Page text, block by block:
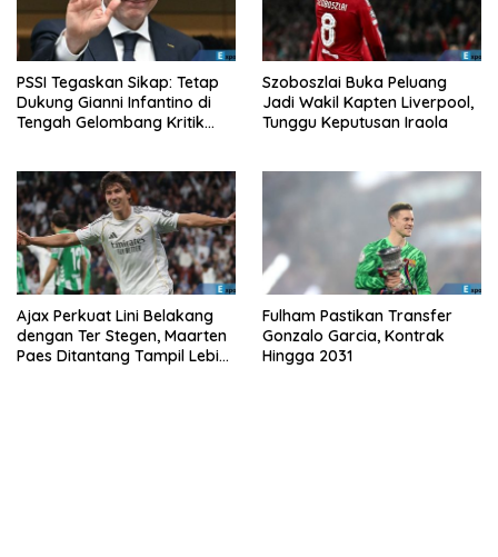
PSSI Tegaskan Sikap: Tetap
Dukung Gianni Infantino di
Tengah Gelombang Kritik
Szoboszlai Buka Peluang
Jadi Wakil Kapten Liverpool,
Tunggu Keputusan Iraola
Ajax Perkuat Lini Belakang
dengan Ter Stegen, Maarten
Paes Ditantang Tampil Lebih
Fulham Pastikan Transfer
Gonzalo Garcia, Kontrak
Hingga 2031